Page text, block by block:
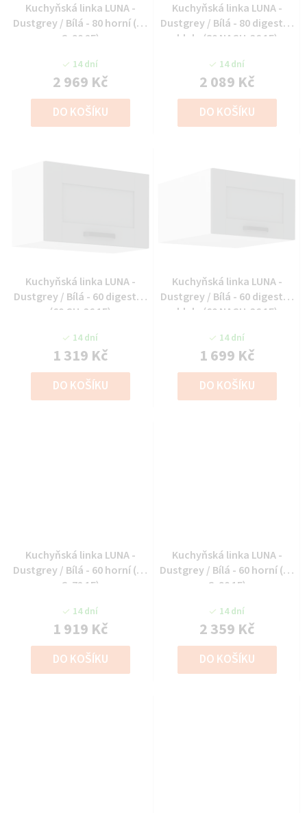
Kuchyňská linka LUNA -
Dustgrey / Bílá - 80 horní (80
G-90 2F)
14 dní
2 969 Kč
DO KOŠÍKU
Kuchyňská linka LUNA -
Dustgrey / Bílá - 80 digestoř
hlub. (80 NAGU-36 1F)
14 dní
2 089 Kč
DO KOŠÍKU
Kuchyňská linka LUNA -
Dustgrey / Bílá - 60 digestoř
(60 GU-36 1F)
14 dní
1 319 Kč
DO KOŠÍKU
Kuchyňská linka LUNA -
Dustgrey / Bílá - 60 digestoř
hlub. (60 NAGU-36 1F)
14 dní
1 699 Kč
DO KOŠÍKU
Kuchyňská linka LUNA -
Dustgrey / Bílá - 60 horní (60
G-72 1F)
14 dní
1 919 Kč
DO KOŠÍKU
Kuchyňská linka LUNA -
Dustgrey / Bílá - 60 horní (60
G-90 1F)
14 dní
2 359 Kč
DO KOŠÍKU